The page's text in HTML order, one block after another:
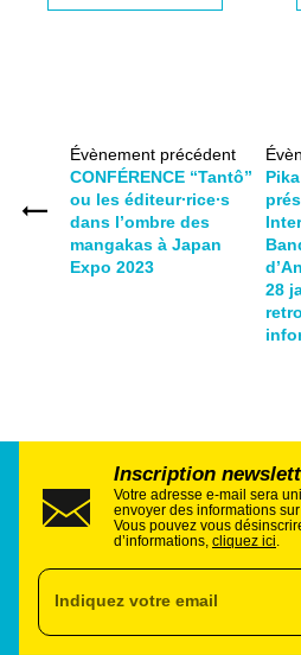
Évènement précédent
CONFÉRENCE “Tantô”
ou les éditeur∙rice∙s
dans l’ombre des
mangakas à Japan
Expo 2023
28
Inscription
Votre adresse e-mail sera
envoyer des informations
Vous pouvez vous
d’informations, cliquez ici.
Indiquez votre email